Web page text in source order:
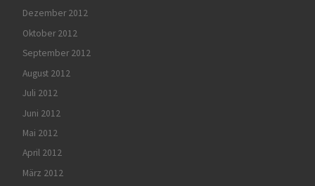
Dezember 2012
Oktober 2012
September 2012
August 2012
Juli 2012
Juni 2012
Mai 2012
April 2012
März 2012